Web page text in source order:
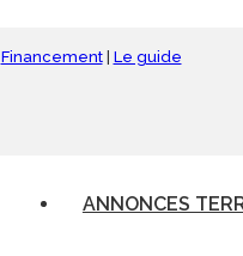
Financement| Le guide
ANNONCES